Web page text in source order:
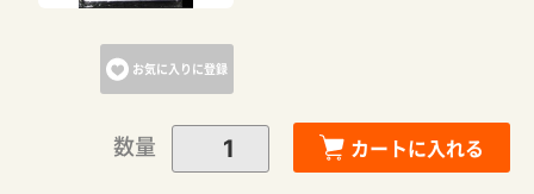
お気に入りに登録
数量 カートに入れる